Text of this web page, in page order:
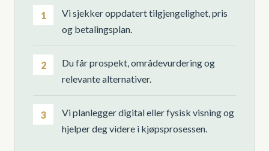
1
Vi sjekker oppdatert tilgjengelighet, pris
og betalingsplan.
2
Du får prospekt, områdevurdering og
relevante alternativer.
3
Vi planlegger digital eller fysisk visning og
hjelper deg videre i kjøpsprosessen.